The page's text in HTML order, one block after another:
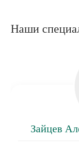
Наши
Зайцев